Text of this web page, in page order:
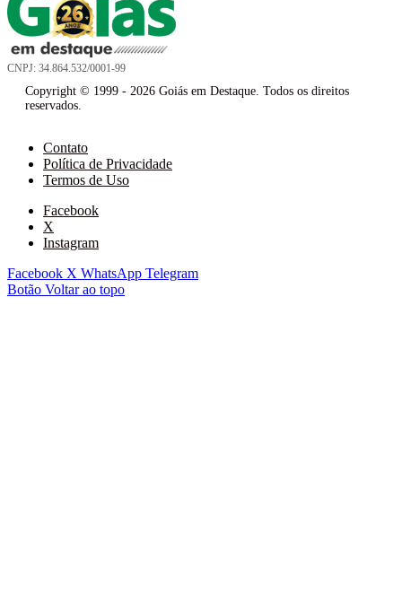
CNPJ: 34.864.532/0001-99
Copyright © 1999 - 2026 Goiás em Destaque. Todos os direitos
reservados.
Contato
Política de Privacidade
Termos de Uso
Facebook
X
Instagram
Facebook X WhatsApp Telegram
Botão Voltar ao topo